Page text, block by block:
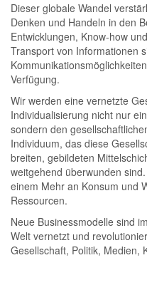
Dieser globale Wandel
Denken und Handeln in den
Entwicklungen, Know-how
Transport von Informationen
Verfügung.
Wir werden eine vernetzte
Individualisierung nicht nur
sondern den
Individuum, das diese
breiten, gebildeten
weitgehend überwunden
einem Mehr an Konsum und
Ressourcen.
Neue Businessmodelle sind
Welt vernetzt und
Gesellschaft, Politik, Medien,